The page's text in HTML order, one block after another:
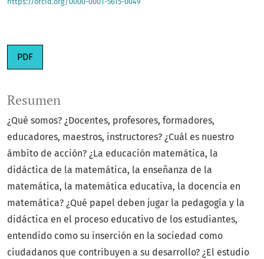
PDF
Resumen
¿Qué somos? ¿Docentes, profesores, formadores,
educadores, maestros, instructores? ¿Cuál es nuestro
ámbito de acción? ¿La educación matemática, la
didáctica de la matemática, la enseñanza de la
matemática, la matemática educativa, la docencia en
matemática? ¿Qué papel deben jugar la pedagogía y la
didáctica en el proceso educativo de los estudiantes,
entendido como su inserción en la sociedad como
ciudadanos que contribuyen a su desarrollo? ¿El estudio